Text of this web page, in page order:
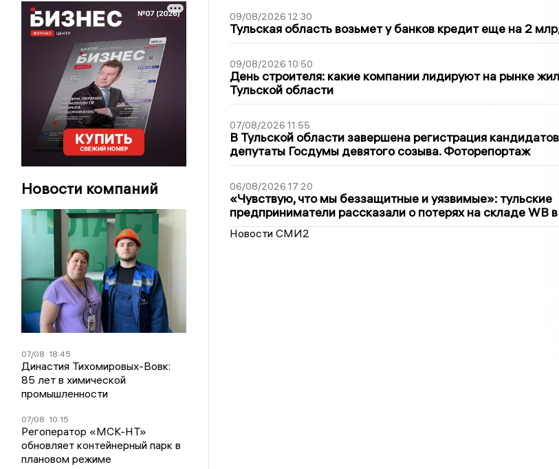
Новости компаний
07/08 18:45
Династия Тихомировых-Вовк:
85 лет в химической
промышленности
07/08 10:15
Регоператор «МСК-НТ»
обновляет контейнерный парк в
плановом режиме
09/08/2026 12:30
Тульская область возьмет у банков кредит еще на 2
09/08/2026 10:50
День строителя: какие компании лидируют на рынке
Тульской области
07/08/2026 11:55
В Тульской области завершена регистрация
депутаты Госдумы девятого созыва. Фоторепортаж
06/08/2026 17:20
«Чувствую, что мы беззащитные и уязвимые»: тульские
предприниматели рассказали о потерях на складе WB
Новости СМИ2